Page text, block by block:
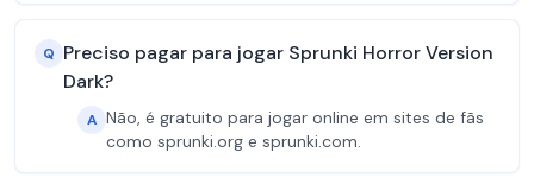
Q Preciso pagar para jogar Sprunki Horror Version
Dark?
A Não, é gratuito para jogar online em sites de fãs
como sprunki.org e sprunki.com.